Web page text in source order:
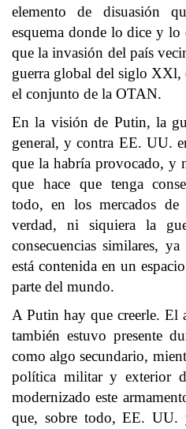
elemento de disuasión
esquema donde lo dice y lo
que la invasión del país
guerra global del siglo XXl,
el conjunto de la OTAN.
En la visión de Putin, la
general, y contra EE. UU.
que la habría provocado, y
que hace que tenga
todo, en los mercados
verdad, ni siquiera la
consecuencias similares,
está contenida en un
parte del mundo.
A Putin hay que creerle. El
también estuvo presente
como algo secundario,
política militar y exterior
modernizado este
que, sobre todo, EE. UU.